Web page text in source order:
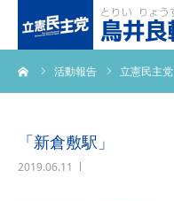
活動報告 立憲民主党
「新倉敷駅」
2019.06.11
トップページ
プロフィール